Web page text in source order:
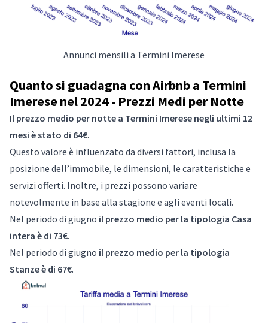
Annunci mensili a Termini Imerese
Quanto si guadagna con Airbnb a Termini
Imerese nel 2024 - Prezzi Medi per Notte
Il prezzo medio per notte a Termini Imerese negli ultimi 12
mesi è stato di 64€.
Questo valore è influenzato da diversi fattori, inclusa la
posizione dell’immobile, le dimensioni, le caratteristiche e
servizi offerti. Inoltre, i prezzi possono variare
notevolmente in base alla stagione e agli eventi locali.
Nel periodo di giugno il prezzo medio per la tipologia Casa
intera è di 73€.
Nel periodo di giugno il prezzo medio per la tipologia
Stanze è di 67€.